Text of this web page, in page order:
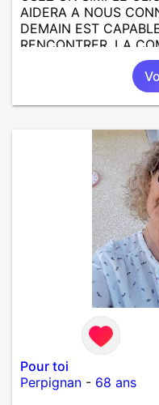
AIDERA A NOUS
DEMAIN EST
RENCONTRER, LA
BELLES CHOSES DE
EN FRANCE OU
AUTRE, ET LA VIE
ENCORE.....................
Pour toi
Perpignan - 68 ans